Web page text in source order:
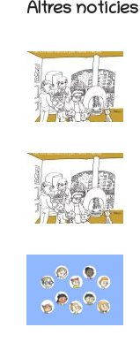
Altres notícies